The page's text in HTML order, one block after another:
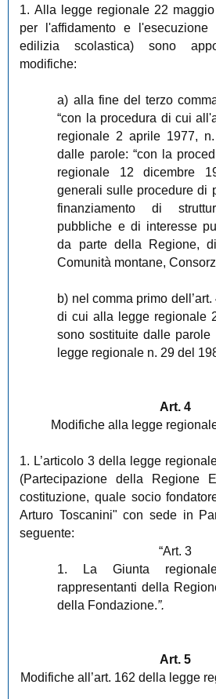
1. Alla legge regionale 22
per l'affidamento e
edilizia scolastica) sono
modifiche:
a) alla fine del terzo
“con la procedura di cui
regionale 2 aprile 1977,
dalle parole: “con la
regionale 12 dicembre
generali sulle procedure di
finanziamento di
pubbliche e di interesse
da parte della Regione,
Comunità montane,
b) nel comma primo
di cui alla legge regionale
sono sostituite dalle
legge regionale n. 29 del
Art. 4
Modifiche alla legge
1. L’articolo 3 della legge
(Partecipazione della Regione
costituzione, quale socio
Arturo Toscanini" con sede in
seguente:
“Art. 3
1. La Giunta
rappresentanti della
della Fondazione.”.
Art. 5
Modifiche all’art. 162 della legge